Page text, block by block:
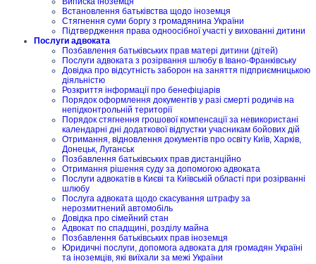
Встановлення батьківства щодо іноземця
Стягнення суми боргу з громадянина України
Підтвердження права одноосібної участі у вихованні дитини
Послуги адвоката
Позбавлення батьківських прав матері дитини (дітей)
Послуги адвоката з розірвання шлюбу в Івано-Франківську
Довідка про відсутність заборон на заняття підприємницькою
діяльністю
Розкриття інформації про бенефіціарів
Порядок оформлення документів у разі смерті родичів на
непідконтрольній території
Порядок стягнення грошової компенсації за невикористані
календарні дні додаткової відпустки учасникам бойових дій
Отримання, відновлення документів про освіту Київ, Харків,
Донецьк, Луганськ
Позбавлення батьківських прав дистанційно
Отримання рішення суду за допомогою адвоката
Послуги адвокатів в Києві та Київській області при розірванні
шлюбу
Послуга адвоката щодо скасування штрафу за
нерозмитнений автомобіль
Довідка про сімейний стан
Адвокат по спадщині, розділу майна
Позбавлення батьківських прав іноземця
Юридичні послуги, допомога адвоката для громадян Україні
та іноземців, які виїхали за межі України